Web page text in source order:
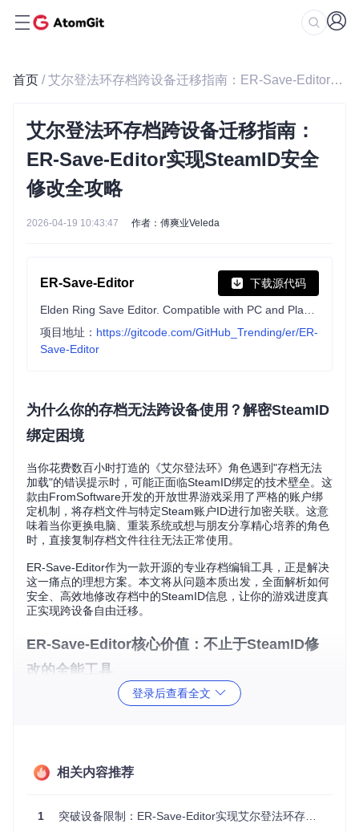
首页 / 艾尔登法环存档跨设备迁移指南：ER-Save-Editor实现SteamID安全修改全攻略
艾尔登法环存档跨设备迁移指南：
ER-Save-Editor实现SteamID安全
修改全攻略
2026-04-19 10:43:47 作者：傅爽业Veleda
ER-Save-Editor 下载源代码
项目地址： https://gitcode.com/GitHub_Trending/er/ER-
Save-Editor
为什么你的存档无法跨设备使用？解密SteamID
绑定困境
当你花费数百小时打造的《艾尔登法环》角色遇到"存档无法
加载"的错误提示时，可能正面临SteamID绑定的技术壁垒。这
款由FromSoftware开发的开放世界游戏采用了严格的账户绑
定机制，将存档文件与特定Steam账户ID进行加密关联。这意
味着当你更换电脑、重装系统或想与朋友分享精心培养的角色
时，直接复制存档文件往往无法正常使用。
ER-Save-Editor作为一款开源的专业存档编辑工具，正是解决
这一痛点的理想方案。本文将从问题本质出发，全面解析如何
安全、高效地修改存档中的SteamID信息，让你的游戏进度真
正实现跨设备自由迁移。
ER-Save-Editor核心价值：不止于SteamID修
改的全能工具
存档结构解
完整解析.sl2文件格
校验和自动
实时重新计算MD5
防止存档损坏
登录后查看全文
相关内容推荐
1 突破设备限制：ER-Save-Editor实现艾尔登法环存档跨设备迁移全攻略